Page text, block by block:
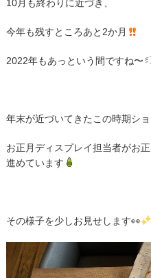
10月も終わりに近づき、
今年も残すところあと2か月
2022年もあっという間ですね〜
年末が近づいてきたこの時期ショ
お正月ディスプレイ担当者がお
進めています
その様子を少しお見せします👀